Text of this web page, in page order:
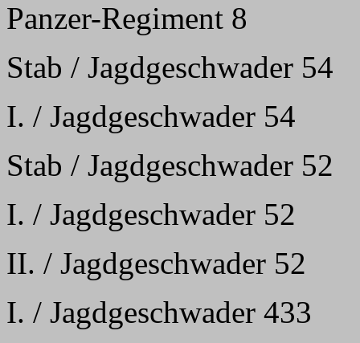
Panzer-Regiment 8
Stab / Jagdgeschwader 54
I. / Jagdgeschwader 54
Stab / Jagdgeschwader 52
I. / Jagdgeschwader 52
II. / Jagdgeschwader 52
I. / Jagdgeschwader 433